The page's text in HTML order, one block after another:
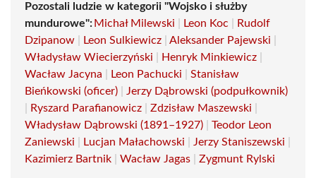
Pozostali ludzie w kategorii "Wojsko i służby
mundurowe": Michał Milewski Leon Koc
Rudolf
Dzipanow
Leon Sulkiewicz Aleksander Pajewski
Władysław Wiecierzyński
Henryk Minkiewicz
Wacław Jacyna
Leon Pachucki
Stanisław
Bieńkowski (oficer)
Jerzy Dąbrowski (podpułkownik)
Ryszard Parafianowicz Zdzisław Maszewski
Władysław Dąbrowski (1891–1927)
Teodor Leon
Zaniewski
Lucjan Małachowski Jerzy Staniszewski
Kazimierz Bartnik
Wacław Jagas Zygmunt Rylski